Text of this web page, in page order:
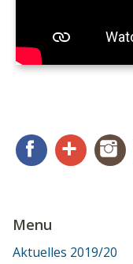
FacebookGoogle+
Menu
Aktuelles 2019/20